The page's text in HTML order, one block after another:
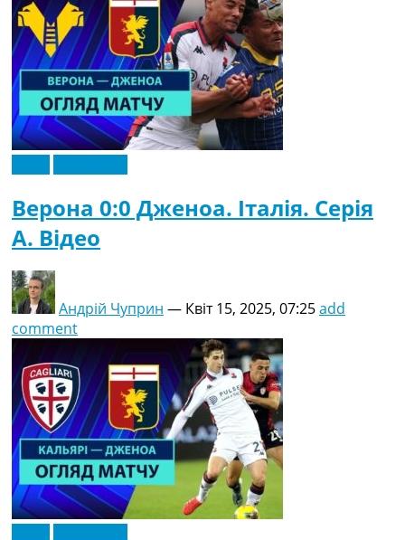
Верона 0:0 Дженоа. Італія. Серія
A. Відео
Андрій Чуприн — Квіт 15, 2025, 07:25add
comment